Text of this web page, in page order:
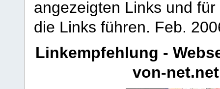
angezeigten Links und
die Links führen. Feb.
Linkempfehlung -
von-net.net